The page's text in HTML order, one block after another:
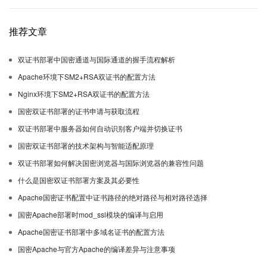
推荐文章
双证书部署中国密通道与国际通道的握手流程解析
Apache环境下SM2+RSA双证书的配置方法
Nginx环境下SM2+RSA双证书的配置方法
国密双证书部署的证书申请与获取流程
双证书部署中服务器如何自动识别客户端并切换证书
国密双证书部署的技术架构与智能适配原理
双证书部署如何解决国密浏览器与国际浏览器的兼容性问题
什么是国密双证书部署方案及其必要性
Apache国密证书配置中证书路径的绝对路径与相对路径选择
国密Apache部署时mod_ssl模块的编译与启用
Apache国密证书部署中多域名证书的配置方法
国密Apache与官方Apache的编译差异与注意事项